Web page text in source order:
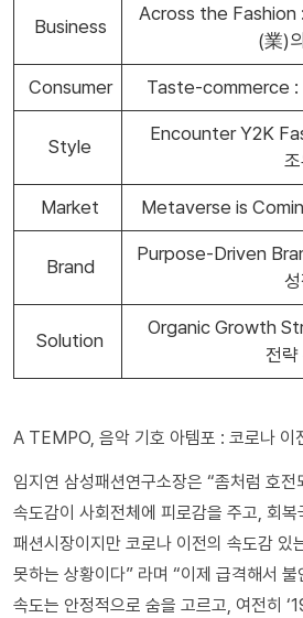
Business
Across the Fashion :
(業)
Consumer Taste-commerce :
Style
Encounter Y2K
Market Metaverse is
Brand
Purpose-Driven
Solution
Organic Growth
전략
A TEMPO, 음악 기호 아템포 : 코로나 이
임지연 삼성패션연구소장은 “좀처럼 호전
속도감이 사회전체에 피로감을 주고, 회복
패션시장이지만 코로나 이전의 속도감 있
못하는 상황이다” 라며 “이제 급격해서 불
속도는 안정적으로 숨을 고르고, 여전히